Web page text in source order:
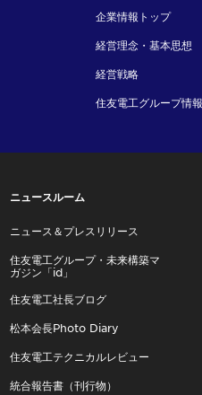
企業情報トップ
経営理念・基本思想
経営戦略
住友電工グループ情報
ニュースルーム
ニュース＆プレスリリース
住友電工グループ・未来構築マ
ガジン「id」
住友電工社長ブログ
松本会長Photo Diary
住友電工テクニカルレビュー
統合報告書（刊行物）